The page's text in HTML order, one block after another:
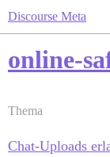
Discourse Meta
online-
Thema
Chat-Uploads